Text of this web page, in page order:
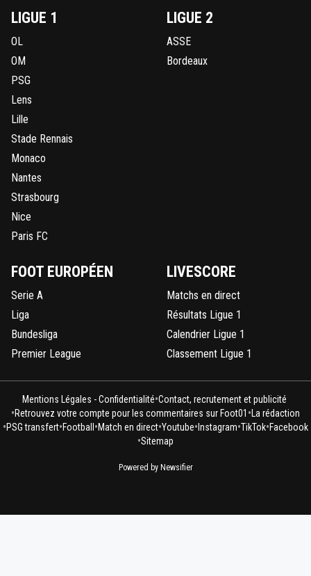
LIGUE 1
OL
OM
PSG
Lens
Lille
Stade Rennais
Monaco
Nantes
Strasbourg
Nice
Paris FC
LIGUE 2
ASSE
Bordeaux
FOOT EUROPÉEN
Serie A
Liga
Bundesliga
Premier League
LIVESCORE
Matchs en direct
Résultats Ligue 1
Calendrier Ligue 1
Classement Ligue 1
Mentions Légales - Confidentialité•Contact, recrutement et publicité
•Retrouvez votre compte pour les commentaires sur Foot01 •La rédaction
•PSG transfert•Football•Match en direct•Youtube•Instagram•TikTok•Facebook
•Sitemap
Powered by Newsifier